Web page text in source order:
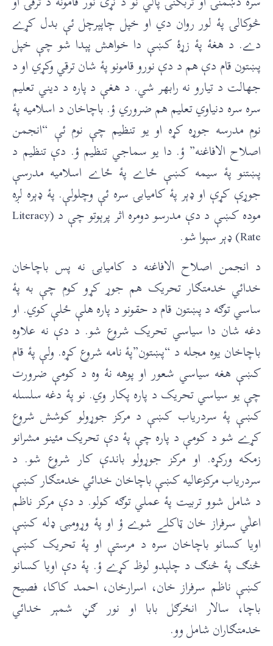
څوکالۍ پۀ لور روان دي او خپل چاپېرچل ئې بدل کړے
دے. د هغۀ پۀ زړۀ کښې دا خواهش پېدا شو چې خپل
پښتون قام دې هم د دې نورو قامونو پۀ شان ترقي وکړي او د
جهالت د تيارو نه رابهر شي. د هغې د پاره د ديني تعليم
سره سره دنياوي تعليم هم ضروري ؤ. باچاخان د اسلاميه پۀ
نوم مدرسه جوړه کړه او يو تنظيم چې نوم ئې “انجمن
اصلاح الافاغنه” ؤ. دا يو سماجي تنظيم ؤ. دې تنظيم د
پښتنو پۀ سيمه کښې ځاے پۀ ځاے اسلاميه مدرسې
جوړې کړې او ډېر پۀ کاميابۍ سره ئې وچلولې. پۀ ډېره لږه
موده کښې د دې مدرسو دومره اثر پرېوتو چې د (Literacy
Rate) ډېر سېوا شو.
د انجمن اصلاح الافاغنه د کاميابۍ نه پس باچاخان
خدائي خدمتګار تحريک هم جوړ کړو کوم چې به پۀ
ساسي توګه د پښتون قام د حقونو د پاره هلې ځلې کوي. او
دغه شان دا سياسي تحريک شروع شو. د دې نه علاوه
باچاخان يوه مجله د “پښتون”پۀ نامه شروع کړه. ولې پۀ قام
کښې هغه سياسي شعور او پوهه نۀ وه د کومې ضرورت
چې يو سياسي تحريک د پاره پکار وي. نو پۀ دغه سلسله
کښې پۀ سردرياب کښې د مرکز جوړولو کوشش شروع
کړے شو د کومې د پاره چې پۀ دې تحريک مئينو مشرانو
زمکه ورکړه. او مرکز جوړولو باندې کار شروع شو. د
سردرياب مرکزعاليه کښې باچاخان خدائي خدمتګار کښې
د شامل شوو تربيت پۀ عملي توګه کولو. د دې مرکز ناظم
اعلٰي سرفراز خان ټاکلے شوے ؤ او پۀ وړومبۍ ډله کښې
اويا کسانو باچاخان سره د مرستې او پۀ تحريک کښې
څنګ پۀ څنګ د چلېدو لوظ کړے ؤ. پۀ دې اويا کسانو
کښې ناظم سرفراز خان، اسرارخان، احمد کاکا، فصيح
باچا، سالار انځرګل بابا او نور ګڼ شمېر خدائي
خدمتګاران شامل وو.